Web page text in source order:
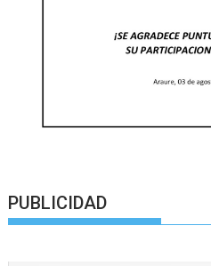
PUBLICIDAD